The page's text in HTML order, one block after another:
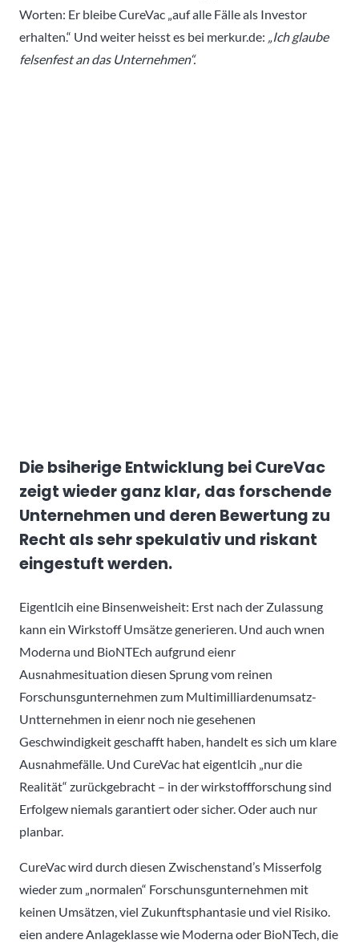
Worten: Er bleibe CureVac „auf alle Fälle als Investor
erhalten.“ Und weiter heisst es bei merkur.de: „Ich glaube
felsenfest an das Unternehmen“.
Die bsiherige Entwicklung bei CureVac
zeigt wieder ganz klar, das forschende
Unternehmen und deren Bewertung zu
Recht als sehr spekulativ und riskant
eingestuft werden.
Eigentlcih eine Binsenweisheit: Erst nach der Zulassung
kann ein Wirkstoff Umsätze generieren. Und auch wnen
Moderna und BioNTEch aufgrund eienr
Ausnahmesituation diesen Sprung vom reinen
Forschunsgunternehmen zum Multimilliardenumsatz-
Untternehmen in eienr noch nie gesehenen
Geschwindigkeit geschafft haben, handelt es sich um klare
Ausnahmefälle. Und CureVac hat eigentlcih „nur die
Realität“ zurückgebracht – in der wirkstoffforschung sind
Erfolgew niemals garantiert oder sicher. Oder auch nur
planbar.
CureVac wird durch diesen Zwischenstand’s Misserfolg
wieder zum „normalen“ Forschunsgunternehmen mit
keinen Umsätzen, viel Zukunftsphantasie und viel Risiko.
eien andere Anlageklasse wie Moderna oder BioNTech, die